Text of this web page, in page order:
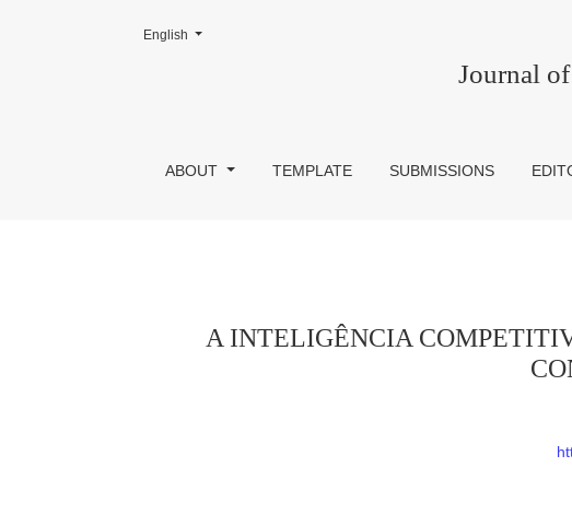
A INTELIGÊNCIA COMPETITIVA COMO
Journal
ABOUT TEMPLATE SUBMISSIONS
Change the language. The current language is:
English
A INTELIGÊNCIA